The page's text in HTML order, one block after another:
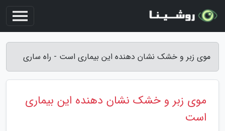
موی زبر و خشک نشان دهنده این بیماری است - راه ساری
موی زبر و خشک نشان دهنده این بیماری
است